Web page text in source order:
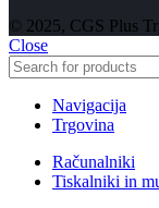
© 2025, CGS Plus
Close
Navigacija
Trgovina
Računalniki
Tiskalniki in